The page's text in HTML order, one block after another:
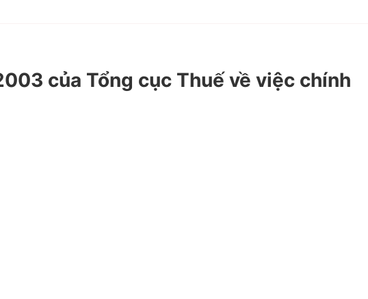
của Tổng cục Thuế về việc chính